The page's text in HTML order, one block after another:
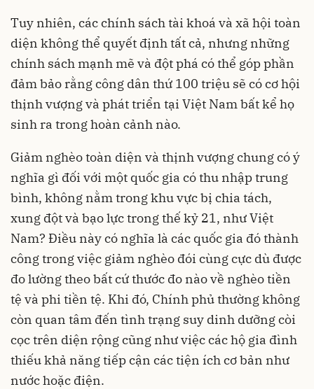
Tuy nhiên, các chính sách tài khoá và xã hội toàn
diện không thể quyết định tất cả, nhưng những
chính sách mạnh mẽ và đột phá có thể góp phần
đảm bảo rằng công dân thứ 100 triệu sẽ có cơ hội
thịnh vượng và phát triển tại Việt Nam bất kể họ
sinh ra trong hoàn cảnh nào.
Giảm nghèo toàn diện và thịnh vượng chung có ý
nghĩa gì đối với một quốc gia có thu nhập trung
bình, không nằm trong khu vực bị chia tách,
xung đột và bạo lực trong thế kỷ 21, như Việt
Nam? Điều này có nghĩa là các quốc gia đó thành
công trong việc giảm nghèo đói cùng cực dù được
đo lường theo bất cứ thước đo nào về nghèo tiền
tệ và phi tiền tệ. Khi đó, Chính phủ thường không
còn quan tâm đến tình trạng suy dinh dưỡng còi
cọc trên diện rộng cũng như việc các hộ gia đình
thiếu khả năng tiếp cận các tiện ích cơ bản như
nước hoặc điện.